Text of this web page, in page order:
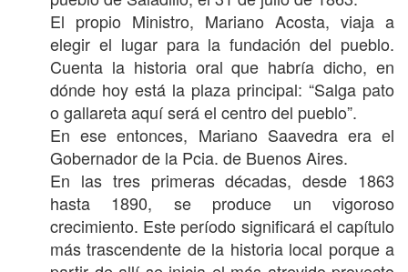
El propio Ministro, Mariano Acosta, viaja a
elegir el lugar para la fundación del pueblo.
Cuenta la historia oral que habría dicho, en
dónde hoy está la plaza principal: “Salga pato
o gallareta aquí será el centro del pueblo”.
En ese entonces, Mariano Saavedra era el
Gobernador de la Pcia. de Buenos Aires.
En las tres primeras décadas, desde 1863
hasta 1890, se produce un vigoroso
crecimiento. Este período significará el capítulo
más trascendente de la historia local porque a